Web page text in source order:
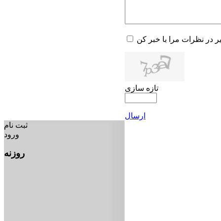
در نظرات مرا با خبر کن
تازه سازی
ارسال
ثبت نام
ورود
روزنه